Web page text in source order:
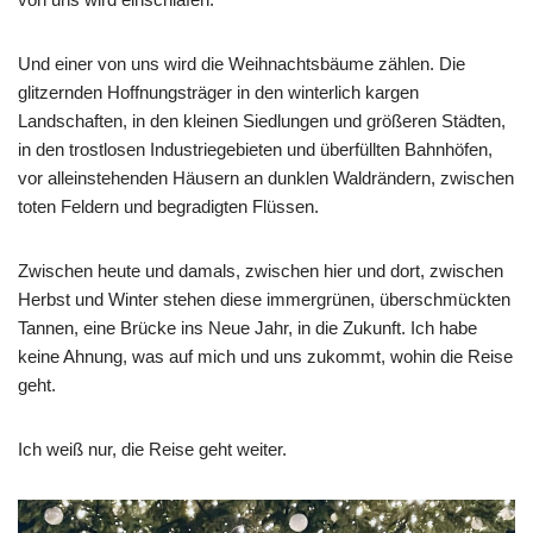
Und einer von uns wird die Weihnachtsbäume zählen. Die
glitzernden Hoffnungsträger in den winterlich kargen
Landschaften, in den kleinen Siedlungen und größeren Städten,
in den trostlosen Industriegebieten und überfüllten Bahnhöfen,
vor alleinstehenden Häusern an dunklen Waldrändern, zwischen
toten Feldern und begradigten Flüssen.
Zwischen heute und damals, zwischen hier und dort, zwischen
Herbst und Winter stehen diese immergrünen, überschmückten
Tannen, eine Brücke ins Neue Jahr, in die Zukunft. Ich habe
keine Ahnung, was auf mich und uns zukommt, wohin die Reise
geht.
Ich weiß nur, die Reise geht weiter.